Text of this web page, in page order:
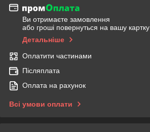
Ви отримаєте замовлення
або гроші повернуться на вашу картку
Детальніше
Оплатити частинами
Післяплата
Оплата на рахунок
Всі умови оплати